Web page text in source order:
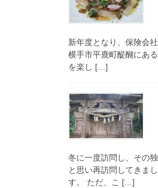
新年度となり、保険会
横手市平鹿町醍醐にあ
を楽し […]
冬に一度訪問し、その
と思い再訪問してきま
す。 ただ、こ […]